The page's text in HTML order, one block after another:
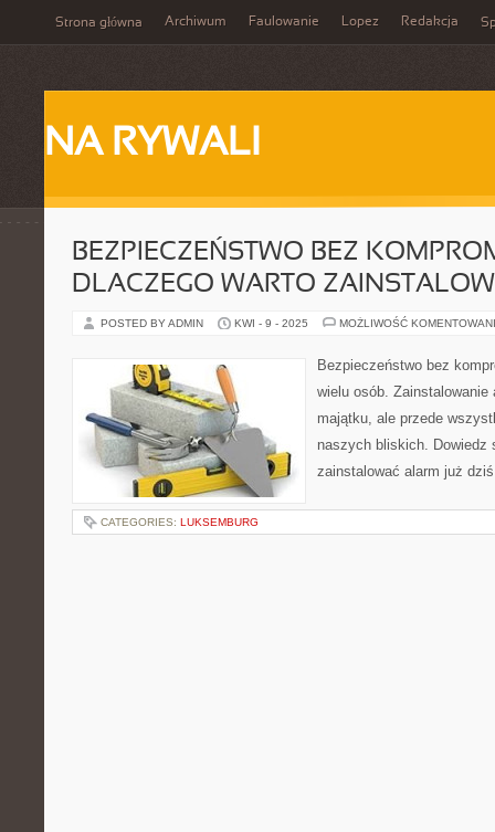
Strona główna Archiwum Faulowanie Lopez Redakcja
NA RYWALI
BEZPIECZEŃSTWO BEZ
DLACZEGO WARTO
POSTED BY ADMIN KWI - 9 - 2025 MOŻLIWOŚĆ
Bezpieczeństwo bez
wielu osób.
majątku, ale przede
naszych bliskich. Dowiedz
zainstalować alarm już
CATEGORIES: LUKSEMBURG